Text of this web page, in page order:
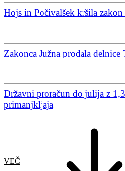
Hojs in Počivalšek kršila
Zakonca Južna prodala delnice
Državni proračun do julija z
primanjkljaja
VEČ